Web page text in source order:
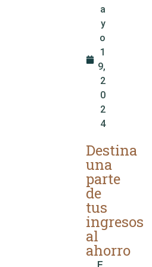
a
y
o
1
9,
2
0
2
4
Destina
una
parte
de
tus
ingresos
al
ahorro